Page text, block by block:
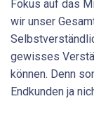
Fokus auf das
wir unser
gewisses
können. Denn
Endkunden ja